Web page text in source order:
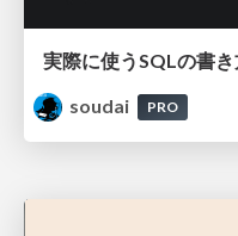
soudai
PRO